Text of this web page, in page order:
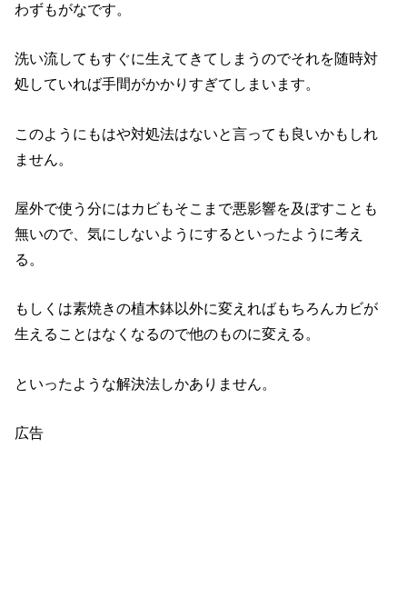
わずもがなです。
洗い流してもすぐに生えてきてしまうのでそれを随時対
処していれば手間がかかりすぎてしまいます。
このようにもはや対処法はないと言っても良いかもしれ
ません。
屋外で使う分にはカビもそこまで悪影響を及ぼすことも
無いので、気にしないようにするといったように考え
る。
もしくは素焼きの植木鉢以外に変えればもちろんカビが
生えることはなくなるので他のものに変える。
といったような解決法しかありません。
広告